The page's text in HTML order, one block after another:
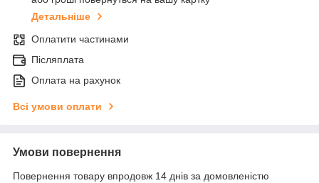
Детальніше
Оплатити частинами
Післяплата
Оплата на рахунок
Всі умови оплати
Умови повернення
Повернення товару впродовж 14 днів за домовленістю